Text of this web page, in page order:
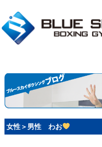
女性＞男性 わお